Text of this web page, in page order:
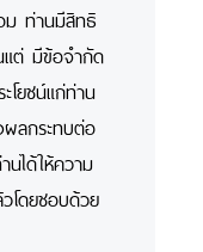
ม ท่านมีสิทธิ
แต่ มีข้อจำกัด
ยชน์แก่ท่าน
ลกระทบต่อ
ได้ให้ความ
โดยชอบด้วย